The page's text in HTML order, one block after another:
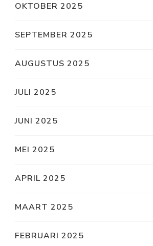
OKTOBER 2025
SEPTEMBER 2025
AUGUSTUS 2025
JULI 2025
JUNI 2025
MEI 2025
APRIL 2025
MAART 2025
FEBRUARI 2025